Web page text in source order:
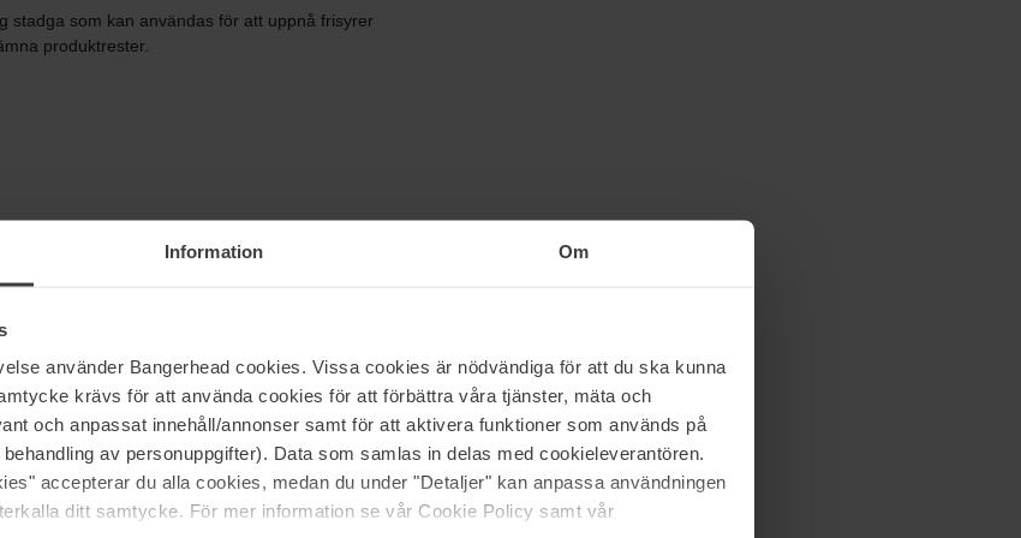
Information Om
använder Bangerhead cookies. Vissa cookies är nödvändiga för att du ska kunna
krävs för att använda cookies för att förbättra våra tjänster, mäta och
och anpassat innehåll/annonser samt för att aktivera funktioner som används på
av personuppgifter). Data som samlas in delas med cookieleverantören.
accepterar du alla cookies, medan du under "Detaljer" kan anpassa användningen
ditt samtycke. För mer information se vår Cookie Policy samt vår
stadga som kan användas för att uppnå frisyrer
produktrester.